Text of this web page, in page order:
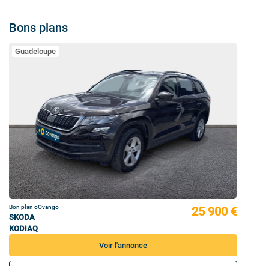
Bons plans
Guadeloupe
Bon plan oOvango
SKODA
KODIAQ
25 900 €
Voir l'annonce